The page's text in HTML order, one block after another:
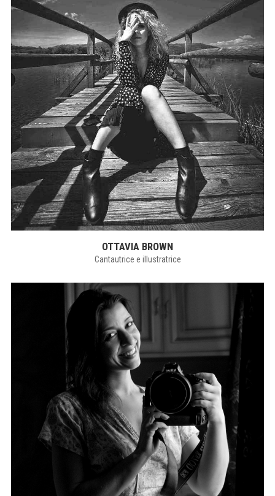
OTTAVIA BROWN
Cantautrice e illustratrice